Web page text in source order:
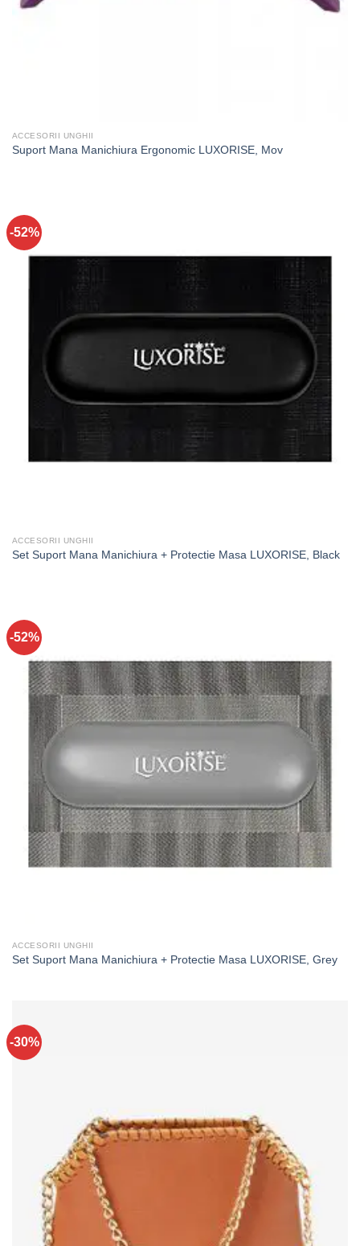
ACCESORII UNGHII
Suport Mana Manichiura Ergonomic LUXORISE, Mov
-52%
ACCESORII UNGHII
Set Suport Mana Manichiura + Protectie Masa LUXORISE, Black
-52%
ACCESORII UNGHII
Set Suport Mana Manichiura + Protectie Masa LUXORISE, Grey
-30%